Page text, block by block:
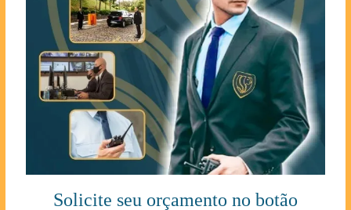
Solicite seu orçamento no botão